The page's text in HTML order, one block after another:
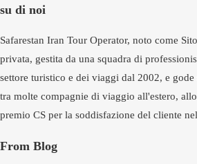
su di noi
Safarestan Iran Tour Operator, noto come
privata, gestita da una squadra di
settore turistico e dei viaggi dal 2002, e
tra molte compagnie di viaggio all'estero,
premio CS per la soddisfazione del cliente
From Blog